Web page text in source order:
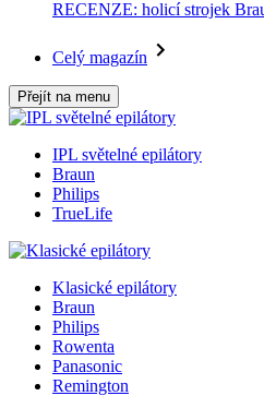
RECENZE: holicí strojek
Celý magazín
Přejít na menu
IPL světelné epilátory
Braun
Philips
TrueLife
Klasické epilátory
Braun
Philips
Rowenta
Panasonic
Remington